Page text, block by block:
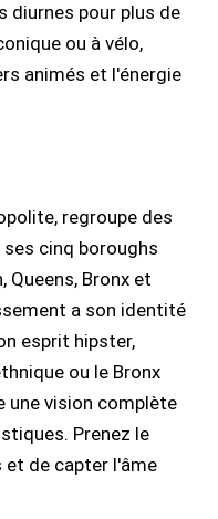
diurnes pour plus de
ou à vélo,
animés et l'énergie
regroupe des
cinq boroughs
Queens, Bronx et
a son identité
esprit hipster,
ou le Bronx
une vision complète
Prenez le
et de capter l'âme